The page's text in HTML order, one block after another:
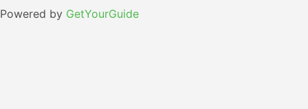
Powered by GetYourGuide